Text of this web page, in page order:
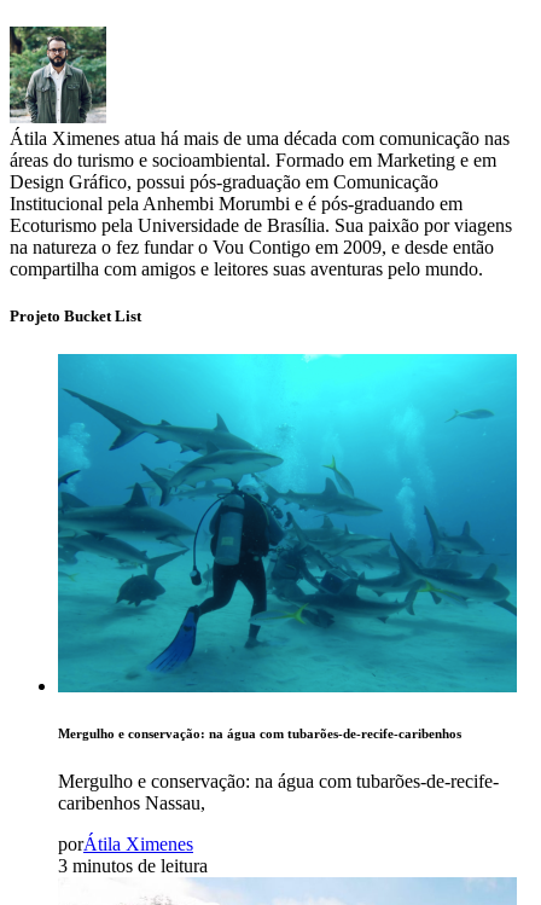
Átila Ximenes atua há mais de uma década com comunicação nas
áreas do turismo e socioambiental. Formado em Marketing e em
Design Gráfico, possui pós-graduação em Comunicação
Institucional pela Anhembi Morumbi e é pós-graduando em
Ecoturismo pela Universidade de Brasília. Sua paixão por viagens
na natureza o fez fundar o Vou Contigo em 2009, e desde então
compartilha com amigos e leitores suas aventuras pelo mundo.
Projeto Bucket List
Mergulho e conservação: na água com tubarões-de-recife-caribenhos
Mergulho e conservação: na água com tubarões-de-recife-
caribenhos Nassau,
porÁtila Ximenes
3 minutos de leitura